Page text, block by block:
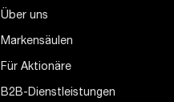
Über uns
Markensäulen
Für Aktionäre
B2B-Dienstleistungen